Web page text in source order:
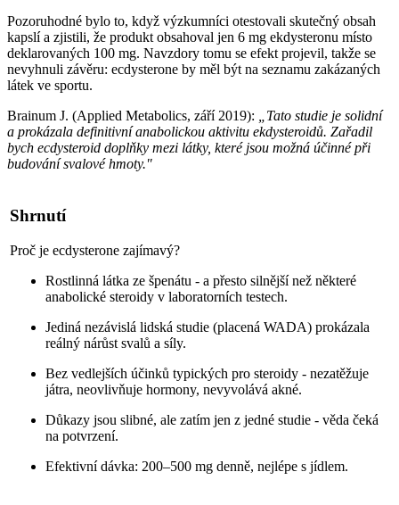
Pozoruhodné bylo to, když výzkumníci otestovali skutečný obsah
kapslí a zjistili, že produkt obsahoval jen 6 mg ekdysteronu místo
deklarovaných 100 mg. Navzdory tomu se efekt projevil, takže se
nevyhnuli závěru: ecdysterone by měl být na seznamu zakázaných
látek ve sportu.
Brainum J. (Applied Metabolics, září 2019): „Tato studie je solidní
a prokázala definitivní anabolickou aktivitu ekdysteroidů. Zařadil
bych ecdysteroid doplňky mezi látky, které jsou možná účinné při
budování svalové hmoty."
Shrnutí
Proč je ecdysterone zajímavý?
Rostlinná látka ze špenátu - a přesto silnější než některé
anabolické steroidy v laboratorních testech.
Jediná nezávislá lidská studie (placená WADA) prokázala
reálný nárůst svalů a síly.
Bez vedlejších účinků typických pro steroidy - nezatěžuje
játra, neovlivňuje hormony, nevyvolává akné.
Důkazy jsou slibné, ale zatím jen z jedné studie - věda čeká
na potvrzení.
Efektivní dávka: 200–500 mg denně, nejlépe s jídlem.